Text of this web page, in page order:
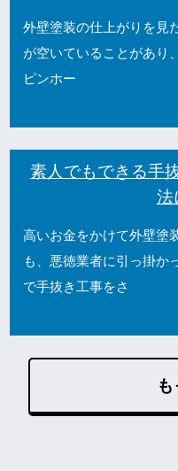
外壁塗装の仕上がりを見
が空いていることがあり
ピンホー
素人でもできる手
法
高いお金をかけて外壁塗
も、悪徳業者に引っ掛か
で手抜き工事をさ